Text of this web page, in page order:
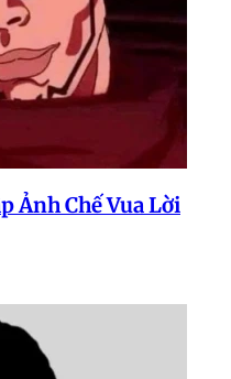
Ảnh Chế Vua Lời